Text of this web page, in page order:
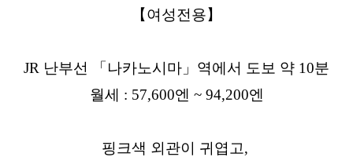
【여성전용】
JR 난부선 「나카노시마 」 역에서 도보 약 10분
월세 : 57,600엔 ~ 94,200엔
핑크색 외관이 귀엽고,